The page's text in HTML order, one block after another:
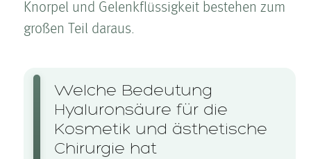
Knorpel und Gelenkflüssigkeit bestehen zum
großen Teil daraus.
Welche Bedeutung
Hyaluronsäure für die
Kosmetik und ästhetische
Chirurgie hat